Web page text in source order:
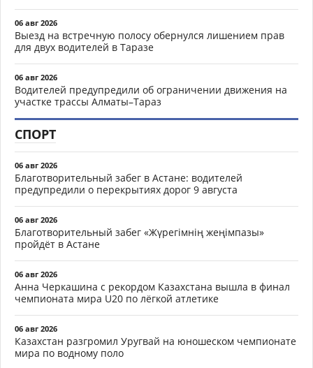
06 авг 2026
Выезд на встречную полосу обернулся лишением прав
для двух водителей в Таразе
06 авг 2026
Водителей предупредили об ограничении движения на
участке трассы Алматы–Тараз
СПОРТ
06 авг 2026
Благотворительный забег в Астане: водителей
предупредили о перекрытиях дорог 9 августа
06 авг 2026
Благотворительный забег «Жүрегімнің жеңімпазы»
пройдёт в Астане
06 авг 2026
Анна Черкашина с рекордом Казахстана вышла в финал
чемпионата мира U20 по лёгкой атлетике
06 авг 2026
Казахстан разгромил Уругвай на юношеском чемпионате
мира по водному поло